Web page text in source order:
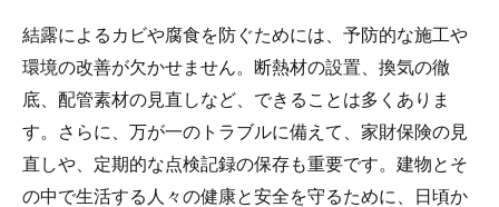
結露によるカビや腐食を防ぐためには、予防的な施工や
環境の改善が欠かせません。断熱材の設置、換気の徹
底、配管素材の見直しなど、できることは多くありま
す。さらに、万が一のトラブルに備えて、家財保険の見
直しや、定期的な点検記録の保存も重要です。建物とそ
の中で生活する人々の健康と安全を守るために、日頃か